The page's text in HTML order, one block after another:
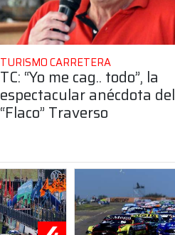
TURISMO CARRETERA
TC: “Yo me cag.. todo”, la
espectacular anécdota del
“Flaco” Traverso